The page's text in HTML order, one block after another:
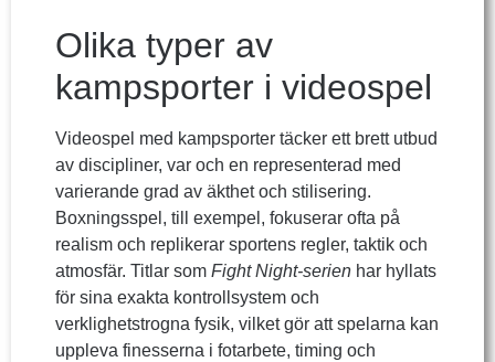
Olika typer av
kampsporter i videospel
Videospel med kampsporter täcker ett brett utbud
av discipliner, var och en representerad med
varierande grad av äkthet och stilisering.
Boxningsspel, till exempel, fokuserar ofta på
realism och replikerar sportens regler, taktik och
atmosfär. Titlar som Fight Night-serien har hyllats
för sina exakta kontrollsystem och
verklighetstrogna fysik, vilket gör att spelarna kan
uppleva finesserna i fotarbete, timing och